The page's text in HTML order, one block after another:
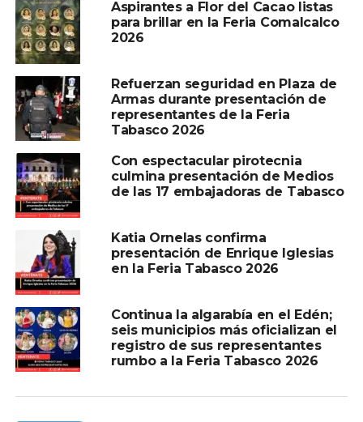
Aspirantes a Flor del Cacao listas
para brillar en la Feria Comalcalco
2026
Refuerzan seguridad en Plaza de
Armas durante presentación de
representantes de la Feria
Tabasco 2026
Con espectacular pirotecnia
culmina presentación de Medios
de las 17 embajadoras de Tabasco
Katia Ornelas confirma
presentación de Enrique Iglesias
en la Feria Tabasco 2026
Continua la algarabía en el Edén;
seis municipios más oficializan el
registro de sus representantes
rumbo a la Feria Tabasco 2026